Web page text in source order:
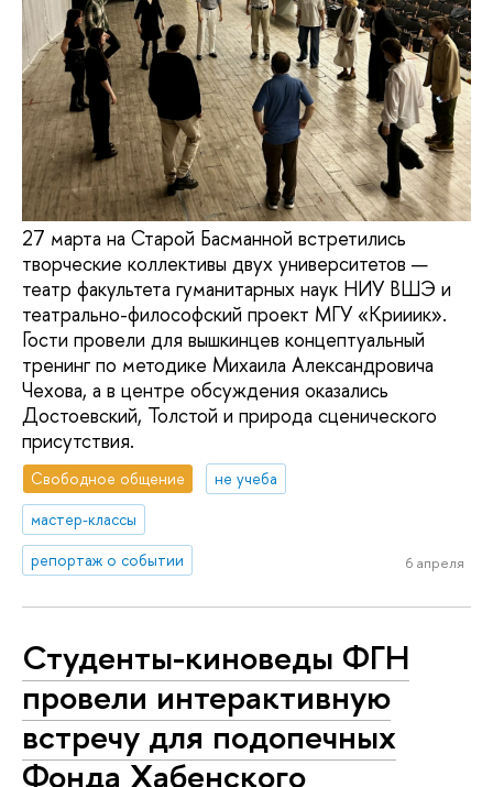
27 марта на Старой Басманной встретились
творческие коллективы двух университетов —
театр факультета гуманитарных наук НИУ ВШЭ и
театрально-философский проект МГУ «Крииик».
Гости провели для вышкинцев концептуальный
тренинг по методике Михаила Александровича
Чехова, а в центре обсуждения оказались
Достоевский, Толстой и природа сценического
присутствия.
Свободное общение
не учеба
мастер-классы
репортаж о событии
6 апреля
Студенты-киноведы ФГН
провели интерактивную
встречу для подопечных
Фонда Хабенского